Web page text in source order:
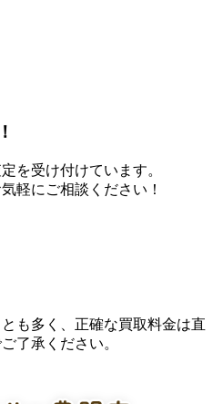
を受け付けています。
軽にご相談ください！
も多く、正確な買取料金は直
了承ください。